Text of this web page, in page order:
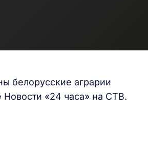
белорусские аграрии
«24 часа» на СТВ.